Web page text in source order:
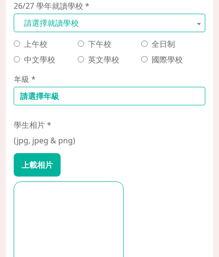
26/27 學年就讀學校 *
請選擇就讀學校
上午校
下午校
全日制
中文學校
英文學校
國際學校
年級 *
學生相片 *
(jpg, jpeg & png)
上載相片